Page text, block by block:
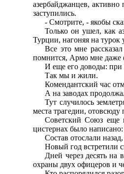
азербайджанцев, активно
заступились.
- Смотрите, - якобы
Только он ушел, как
Турции, нагоняя на турок
Все это мне
помнится, Армо мне даже
И еще его доводы: при
Так мы и жили.
Комендантский час
А на заводах
Тут случилось
места трагедии,
Советский Союз еще
цистернах было
Состав отослали
Новый год встретили
Дней через десять на
охраны двух офицеров и